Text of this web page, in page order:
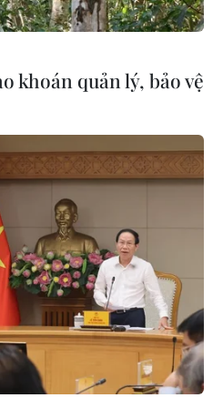
nhận định là không quá khó. Thí
môn đầu tiên. (Ảnh: Hoàng
văn học. Ngữ liệu
khoán quản lý, bảo vệ